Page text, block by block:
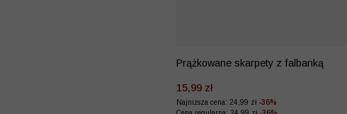
Prążkowane skarpety z falbanką
15,99 zł
Najniższa cena: 24,99 zł -36%